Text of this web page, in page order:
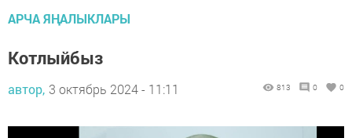
АРЧА ЯҢАЛЫКЛАРЫ
Котлыйбыз
автор, 3 октябрь 2024 - 11:11 813 0 0